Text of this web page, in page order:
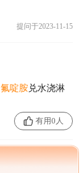
提问于2023-11-15
氟啶胺兑水浇淋
有用0人